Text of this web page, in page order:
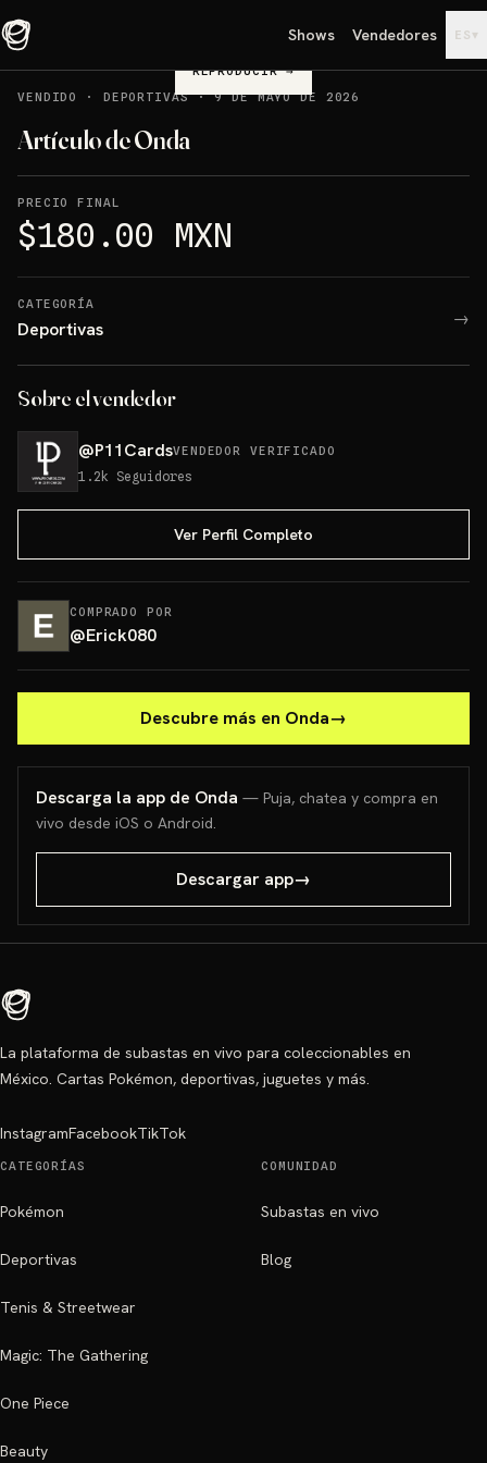
Shows Vendedores ES ▾
REPRODUCIR→
VENDIDO
· DEPORTIVAS·9 DE MAYO DE 2026
Artículo de Onda
PRECIO FINAL
$180.00 MXN
CATEGORÍA
Deportivas →
Sobre el vendedor
@P11CardsVENDEDOR VERIFICADO
1.2k Seguidores
Ver Perfil Completo
COMPRADO POR
@Erick080
Descubre más en Onda→
Descarga la app de Onda — Puja, chatea y compra en
vivo desde iOS o Android.
Descargar app→
La plataforma de subastas en vivo para coleccionables en
México. Cartas Pokémon, deportivas, juguetes y más.
InstagramFacebookTikTok
CATEGORÍAS
Pokémon
Deportivas
Tenis & Streetwear
Magic: The Gathering
One Piece
Beauty
COMUNIDAD
Subastas en vivo
Blog